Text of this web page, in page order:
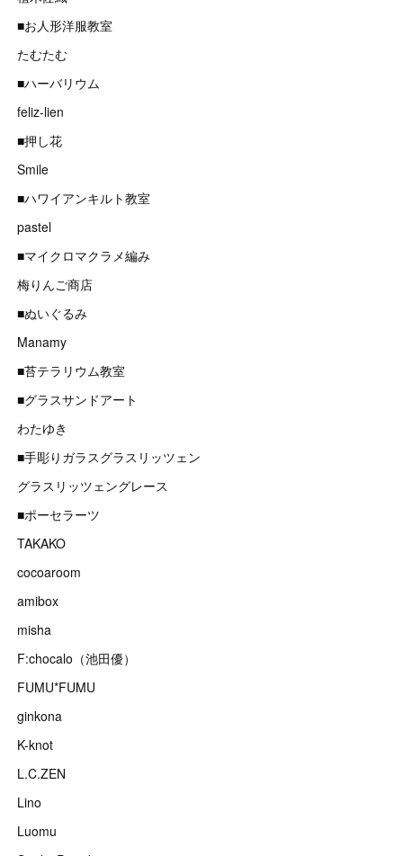
■お人形洋服教室
たむたむ
■ハーバリウム
feliz-lien
■押し花
Smile
■ハワイアンキルト教室
pastel
■マイクロマクラメ編み
梅りんご商店
■ぬいぐるみ
Manamy
■苔テラリウム教室
■グラスサンドアート
わたゆき
■手彫りガラスグラスリッツェン
グラスリッツェングレース
■ポーセラーツ
TAKAKO
cocoaroom
amibox
misha
F:chocalo（池田優）
FUMU*FUMU
ginkona
K-knot
L.C.ZEN
Lino
Luomu